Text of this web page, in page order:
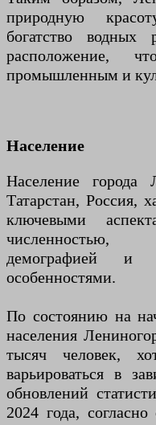
природную
богатство водных
расположение,
промышленным и
Население
Население города
Татарстан, Россия,
ключевыми
численностью,
демографией и
особенностями.
По состоянию на
населения
тысяч человек,
варьироваться в
обновлений
2024 года,